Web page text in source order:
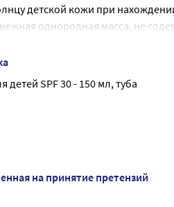
детской кожи при
однородная масса, не
Д-пантенол и календула
и предохраняют кожу от
защиту кожи на
химический
- как вспомогательный санблок.
SPF 30 - 150 мл, туба
на принятие претензий